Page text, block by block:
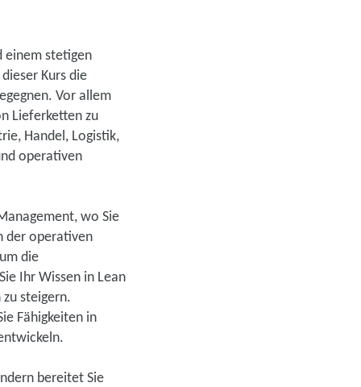
einem stetigen
Kurs die
Vor allem
Lieferketten zu
Handel, Logistik,
operativen
wo Sie
der operativen
die
Ihr Wissen in Lean
zu steigern.
Fähigkeiten in
bereitet Sie